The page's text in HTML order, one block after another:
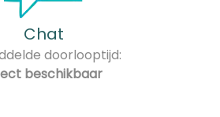
Chat
doorlooptijd:
beschikbaar